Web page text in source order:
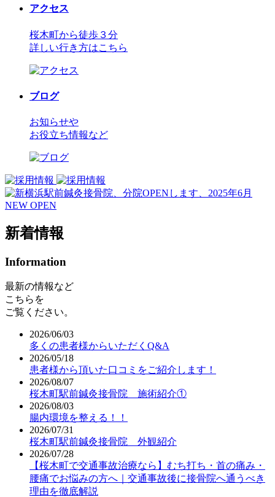
アクセス
桜木町から徒歩３分
詳しい行き方はこちら
ブログ
お知らせや
お役立ち情報など
新着情報
Information
最新の情報など
こちらを
ご覧ください。
2026/06/03
多くの患者様からいただくQ&A
2026/05/18
患者様から頂いた口コミをご紹介します！
2026/08/07
桜木町駅前鍼灸接骨院 施術紹介①
2026/08/03
腸内環境を整える！！
2026/07/31
桜木町駅前鍼灸接骨院 外観紹介
2026/07/28
【桜木町で交通事故治療なら】むち打ち・首の痛み・
腰痛でお悩みの方へ｜交通事故後に接骨院へ通うべき
理由を徹底解説